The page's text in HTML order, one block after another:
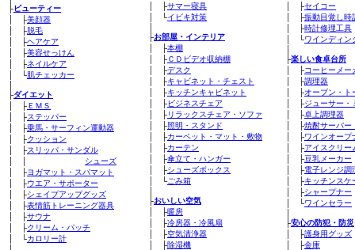
├ビューティー
│ ├美顔器
│ ├脱毛
│ ├ヘアケア
│ ├美容せっけん
│ ├ネイルケア
│ └肌チェッカー
├ダイエット
│ ├ＥＭＳ
│ ├ステッパー
│ ├乗馬・サーフィン運動器
│ ├クッション
│ ├スリッパ・サンダル
シューズ
│ ├ヨガマット・スパマット
│ ├ウエア・サポーター
│ ├シェイプアップグッズ
│ ├表情筋トレーニング器具
│ ├サウナ
│ ├クリーム・パッチ
│ └カロリー計
│ ├サマー寝具
│ └イビキ対策
├お部屋・インテリア
│ ├本棚
│ ├ＣＤビデオ収納棚
│ ├デスク
│ ├キャビネット・チェスト
│ ├キッチンキャビネット
│ ├ビジネスチェア
│ ├リラックスチェア・ソファ
│ ├照明・スタンド
│ ├カーペット・マット・敷物
│ ├カーテン
│ ├傘立て・ハンガー
│ ├シューズボックス
│ └ごみ箱
├おいしい空気
│ ├暖房
│ ├冷房器・冷風扇
│ ├空気清浄器
│ ├除湿機
│ ├セイコー
│ ├振動目覚し時
│ ├時計修理工具
│ └ワインディン
├楽しい食卓台所
│ ├コーヒーメー
│ ├調理器
│ ├オーブン・ト
│ ├ジューサー・
│ ├卓上調理器
│ ├焼酎サーバー
│ ├ワインオープ
│ ├アイスクリー
│ ├豆乳メーカー
│ ├電子レンジ調
│ ├キッチンスケ
│ ├シャープナー
│ └ワインセラー
├安心の防犯・防災
│ ├護身用グッズ
│ ├金庫